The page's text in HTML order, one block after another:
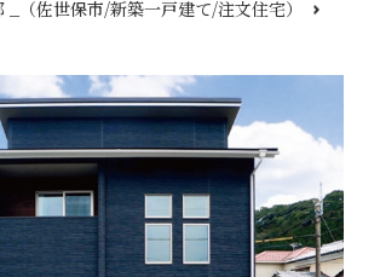
（佐世保市/新築一戸建て/注文住宅）